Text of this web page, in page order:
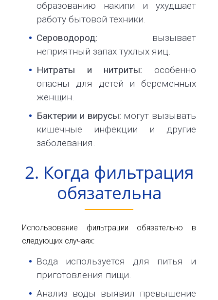
образованию накипи и ухудшает
работу бытовой техники.
Сероводород: вызывает
неприятный запах тухлых яиц.
Нитраты и нитриты: особенно
опасны для детей и беременных
женщин.
Бактерии и вирусы: могут вызывать
кишечные инфекции и другие
заболевания.
2. Когда фильтрация
обязательна
Использование фильтрации обязательно в
следующих случаях:
Вода используется для питья и
приготовления пищи.
Анализ воды выявил превышение